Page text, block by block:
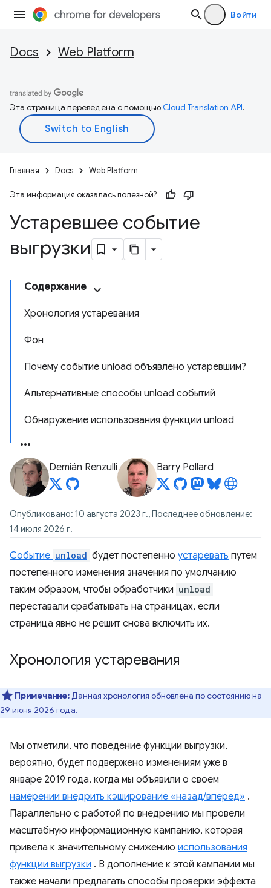
Войти
Docs Web Platform
Эта страница переведена с помощьюCloud Translation API.
Главная Docs Web Platform
Эта информация оказалась полезной?
Устаревшее событие
выгрузки
Содержание
Хронология устаревания
Фон
Почему событие unload объявлено устаревшим?
Альтернативные способы unload событий
Обнаружение использования функции unload
Demián Renzulli Barry Pollard
Опубликовано: 10 августа 2023 г., Последнее обновление:
14 июля 2026 г.
Событие unload будет постепенно устаревать путем
постепенного изменения значения по умолчанию
таким образом, чтобы обработчики unload
переставали срабатывать на страницах, если
страница явно не решит снова включить их.
Хронология устаревания
Примечание:Данная хронология обновлена ​​по состоянию на
29 июня 2026 года.
Мы отметили, что поведение функции выгрузки,
вероятно, будет подвержено изменениям уже в
январе 2019 года, когда мы объявили о своем
намерении внедрить кэширование «назад/вперед» .
Параллельно с работой по внедрению мы провели
масштабную информационную кампанию, которая
привела к значительному снижению использования
функции выгрузки . В дополнение к этой кампании мы
также начали предлагать способы проверки эффекта